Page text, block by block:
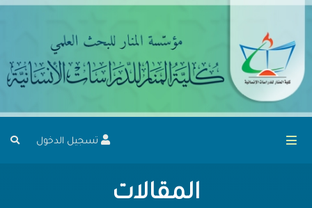
تسجيل الدخول
المقالات